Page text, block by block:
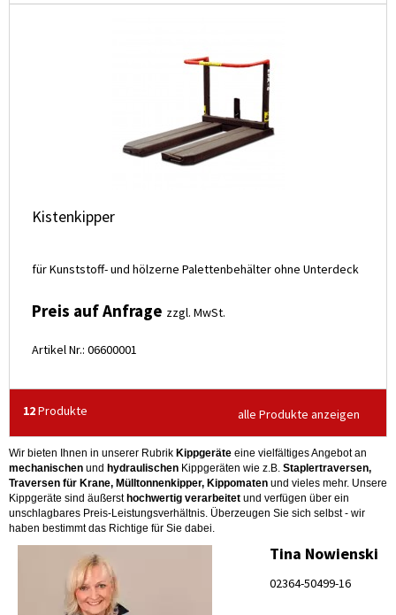
Kistenkipper
für Kunststoff- und hölzerne Palettenbehälter ohne Unterdeck
Preis auf Anfrage zzgl. MwSt.
Artikel Nr.: 06600001
12Produkte alle Produkte anzeigen
Wir bieten Ihnen in unserer Rubrik Kippgeräte eine vielfältiges Angebot an
mechanischen und hydraulischen Kippgeräten wie z.B. Staplertraversen,
Traversen für Krane, Mülltonnenkipper, Kippomaten und vieles mehr. Unsere
Kippgeräte sind äußerst hochwertig verarbeitet und verfügen über ein
unschlagbares Preis-Leistungsverhältnis. Überzeugen Sie sich selbst - wir
haben bestimmt das Richtige für Sie dabei.
Tina Nowienski
02364-50499-16